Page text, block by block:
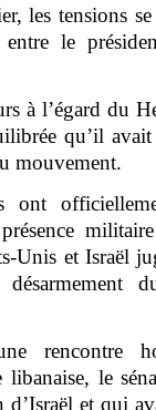
les tensions
le
à l’égard du
qu’il
mouvement.
ont
Unis et Israël
rencontre
libanaise, le
d’Israël et qui